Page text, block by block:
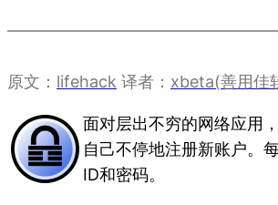
原文： lifehack 译者： xbeta(善用佳
面对层出不穷的网络应用
自己不停地注册新账户。
ID和密码。